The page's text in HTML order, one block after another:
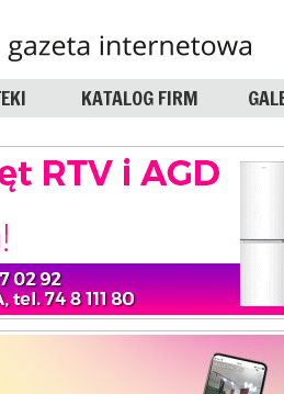
KATALOG FIRM